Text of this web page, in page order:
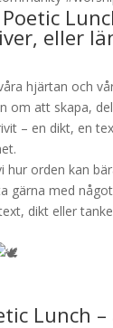
eller
hjärtan och
om att skapa,
– en dikt, en
hur orden kan
gärna med
dikt eller
Lunch